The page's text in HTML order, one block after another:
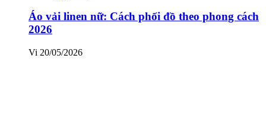
Áo vải linen nữ: Cách phối đồ theo phong cách
2026
Vi 20/05/2026